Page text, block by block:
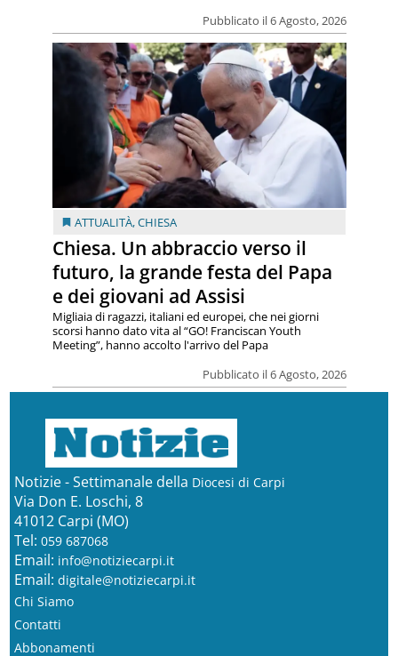
Pubblicato il 6 Agosto, 2026
ATTUALITÀ,CHIESA
Chiesa. Un abbraccio verso il
futuro, la grande festa del Papa
e dei giovani ad Assisi
Pubblicato il 6 Agosto, 2026
Migliaia di ragazzi, italiani ed europei, che nei giorni
scorsi hanno dato vita al “GO! Franciscan Youth
Meeting”, hanno accolto l'arrivo del Papa
Notizie - Settimanale della Diocesi di Carpi
Via Don E. Loschi, 8
41012 Carpi (MO)
Tel: 059 687068
Email: info@notiziecarpi.it
Email: digitale@notiziecarpi.it
Chi Siamo
Contatti
Abbonamenti